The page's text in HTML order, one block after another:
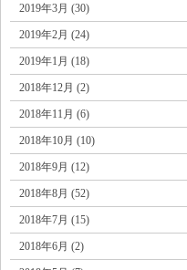
2019年3月 (30)
2019年2月 (24)
2019年1月 (18)
2018年12月 (2)
2018年11月 (6)
2018年10月 (10)
2018年9月 (12)
2018年8月 (52)
2018年7月 (15)
2018年6月 (2)